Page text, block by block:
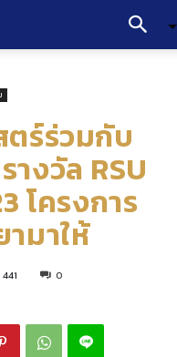
ร์ร่วมกับ
งวัล RSU
โครงการ
มาให้
441 0